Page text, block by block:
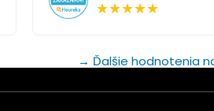
★★★★★
→ Ďalšie hodnotenia